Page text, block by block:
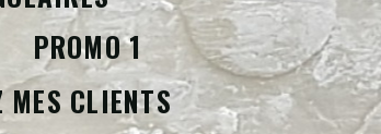
PROMO 1
MES CLIENTS